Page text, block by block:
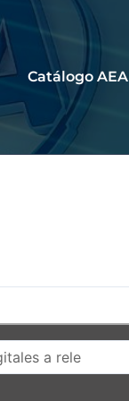
Catálogo AEA